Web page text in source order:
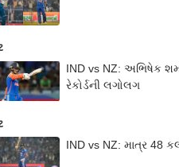
IND vs NZ: અભિષેક
રેકોર્ડની લગોલગ
IND vs NZ: માત્ર 48